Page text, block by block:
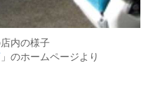
内の様子
」のホームページより